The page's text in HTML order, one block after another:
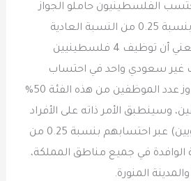
الفلسطينيون حاملو الجواز
المصري أو البلوشيون بنسبة 0.25 من النسبة العادية
للعمالة الوافدة، وهذا يعني أن توظيف 4 فلسطينيين
غير سعودي واحد في احتساب
نطاقات، بشرط ألّا يتجاوز عدد الموظفين من هذه الفئة 50%
وسينطبق الأمر ذاته على الأفراد
من اتحاد ماينمار (برماويين) عبر احتسابهم بنسبة 0.25 من
الوافدة في جميع مناطق المملكة،
المنورة.